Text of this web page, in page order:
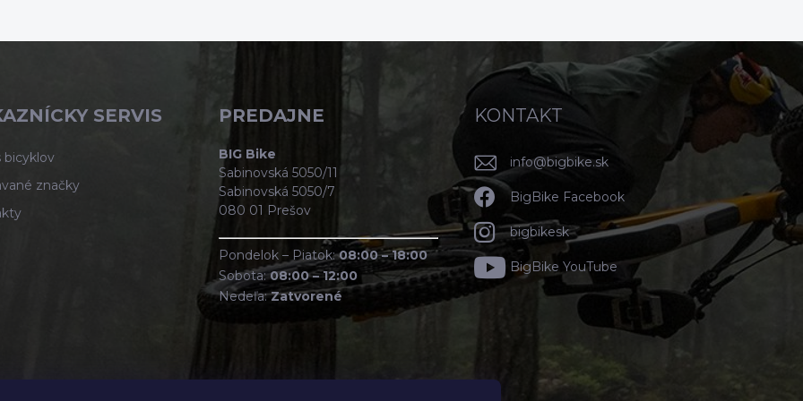
SERVIS
bicyklov
značky
PREDAJNE
BIG Bike
Sabinovská 5050/11
Sabinovská 5050/7
080 01 Prešov
Pondelok – Piatok:08:00 – 18:00
Sobota:08:00 – 12:00
Nedeľa:Zatvorené
KONTAKT
info@bigbike.sk
BigBike Facebook
bigbikesk
BigBike YouTube